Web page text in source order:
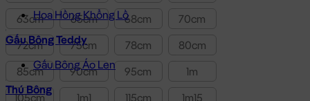
Hoa Hồng Khổng Lồ
Gấu Bông Teddy
Gấu Bông Áo Len
Thú Bông
63cm
65cm 68cm
70cm
72cm
75cm 78cm
80cm
85cm
90cm 95cm
1m
105cm
1m1 115cm
1m15